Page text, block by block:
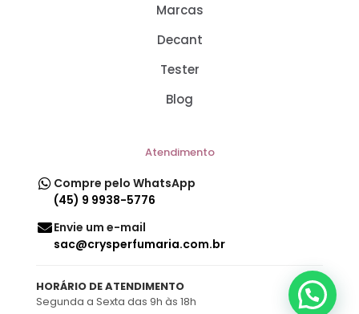
Marcas
Decant
Tester
Blog
Atendimento
Compre pelo WhatsApp
(45) 9 9938-5776
Envie um e-mail
sac@crysperfumaria.com.br
HORÁRIO DE ATENDIMENTO
Segunda a Sexta das 9h às 18h